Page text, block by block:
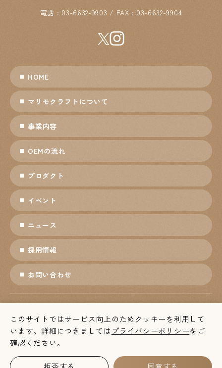
電話 : 03-6632-9903 / FAX : 03-6632-9904
HOME
マリモクラフトについて
事業内容
OEMの流れ
プロダクト
イベント
ニュース
採用情報
お問い合わせ
個人情報保護方針
利用条件
このサイトではサービス向上のためクッキーを利用して
います。詳細につきましてはプライバシーポリシーをご
確認ください。